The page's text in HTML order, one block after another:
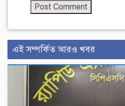
এই সম্পর্কিত আরও খবর